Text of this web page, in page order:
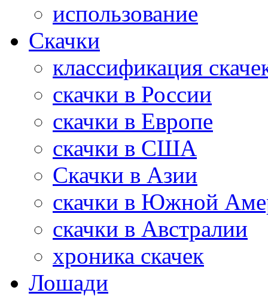
использование
Скачки
классификация
скачки в России
скачки в Европе
скачки в США
Скачки в Азии
скачки в Южной
скачки в Австралии
хроника скачек
Лошади